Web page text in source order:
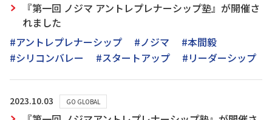
『第一回 ノジマ アントレプレナーシップ塾』が開催さ
れました
#アントレプレナーシップ
#ノジマ
#本間毅
#シリコンバレー
#スタートアップ #リーダーシップ
2023.10.03 GO GLOBAL